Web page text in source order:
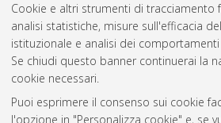
Cookie e altri strumenti di tracciamento
analisi statistiche, misure sull'efficacia
istituzionale e analisi dei
Se chiudi questo banner continuerai la
cookie necessari.
Puoi esprimere il consenso sui cookie
l'opzione in "Personalizza cookie" e, se
Gestione del
Atom
Rss 1.0